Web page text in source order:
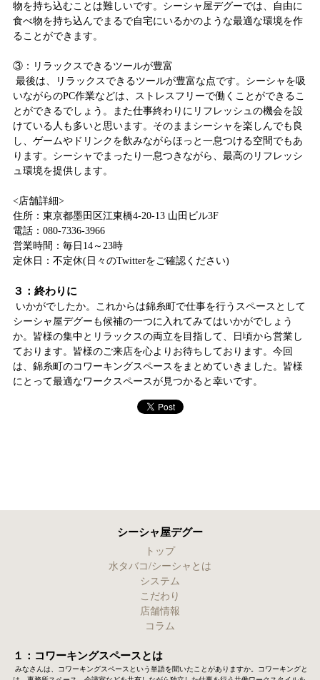
物を持ち込むことは難しいです。シーシャ屋デグーでは、自由に
食べ物を持ち込んでまるで自宅にいるかのような最適な環境を作
ることができます。
③：リラックスできるツールが豊富
最後は、リラックスできるツールが豊富な点です。シーシャを吸
いながらのPC作業などは、ストレスフリーで働くことができるこ
とができるでしょう。また仕事終わりにリフレッシュの機会を設
けている人も多いと思います。そのままシーシャを楽しんでも良
し、ゲームやドリンクを飲みながらほっと一息つける空間でもあ
ります。シーシャでまったり一息つきながら、最高のリフレッシ
ュ環境を提供します。
<店舗詳細>
住所：東京都墨田区江東橋4-20-13 山田ビル3F
電話：080-7336-3966
営業時間：毎日14～23時
定休日：不定休(日々のTwitterをご確認ください)
３：終わりに
いかがでしたか。これからは錦糸町で仕事を行うスペースとして
シーシャ屋デグーも候補の一つに入れてみてはいかがでしょう
か。皆様の集中とリラックスの両立を目指して、日頃から営業し
ております。皆様のご来店を心よりお待ちしております。今回
は、錦糸町のコワーキングスペースをまとめていきました。皆様
にとって最適なワークスペースが見つかると幸いです。
シーシャ屋デグー
トップ
水タバコ/シーシャとは
システム
こだわり
店舗情報
コラム
１：コワーキングスペースとは
みなさんは、コワーキングスペースという単語を聞いたことがありますか。
コワーキングと